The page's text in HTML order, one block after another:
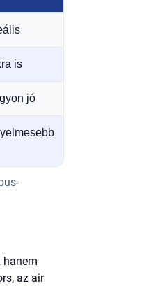
is
jó
hanem
az air